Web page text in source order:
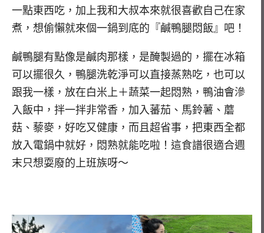
一點東西吃，加上我和大叔本來就很喜歡自己在家
煮，想偷懶就來個一鍋到底的『鹹鴨腿悶飯』吧！
鹹鴨腿有點像是鹹肉那樣，是醃製過的，擺在冰箱
可以擺很久，鴨腿洗乾淨可以直接蒸熟吃，也可以
跟我一樣，放在白米上＋蔬菜一起悶熟，鴨油會滲
入飯中，拌一拌非常香，加入蕃茄、馬鈴薯、蘑
菇、藜麥，好吃又健康，而且超省事，把東西全都
放入電鍋中就好，悶熟就能吃啦！這食譜很適合週
末只想耍廢的上班族呀～